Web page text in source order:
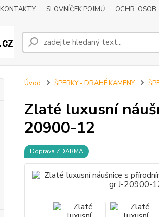
KONTAKTY SLOVNÍČEK POJMŮ OCHR.
Úvod ŠPERKY - DRAHÉ KAMENY
Zlaté luxusní
20900-12
Doprava ZDARMA